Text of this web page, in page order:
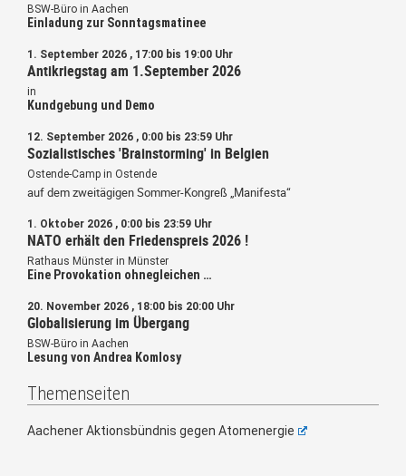
BSW-Büro in Aachen
Einladung zur Sonntagsmatinee
1. September 2026 , 17:00 bis 19:00 Uhr
Antikriegstag am 1.September 2026
in
Kundgebung und Demo
12. September 2026 , 0:00 bis 23:59 Uhr
Sozialistisches 'Brainstorming' in Belgien
Ostende-Camp in Ostende
auf dem zweitägigen Sommer-Kongreß „Manifesta“
1. Oktober 2026 , 0:00 bis 23:59 Uhr
NATO erhält den Friedenspreis 2026 !
Rathaus Münster in Münster
Eine Provokation ohnegleichen …
20. November 2026 , 18:00 bis 20:00 Uhr
Globalisierung im Übergang
BSW-Büro in Aachen
Lesung von Andrea Komlosy
Themenseiten
Aachener Aktionsbündnis gegen Atomenergie